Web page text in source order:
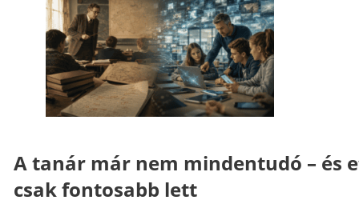
A tanár már nem mindentudó – és
csak fontosabb lett